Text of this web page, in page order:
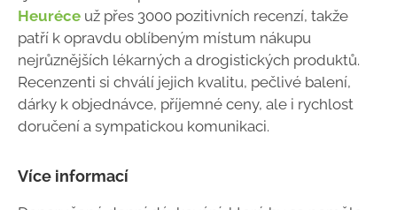
Heuréce už přes 3000 pozitivních recenzí, takže
patří k opravdu oblíbeným místum nákupu
nejrůznějších lékarných a drogistických produktů.
Recenzenti si chválí jejich kvalitu, pečlivé balení,
dárky k objednávce, příjemné ceny, ale i rychlost
doručení a sympatickou komunikaci.
Více informací